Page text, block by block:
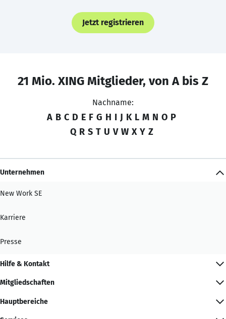
Jetzt registrieren
21 Mio. XING Mitglieder, von A bis Z
Nachname:
A B C D E F G H I J K L M N O P
Q R S T U V W X Y Z
Unternehmen
New Work SE
Karriere
Presse
Hilfe & Kontakt
Mitgliedschaften
Hauptbereiche